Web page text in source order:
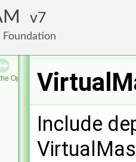
7
OpenFOAM Foundation
Include